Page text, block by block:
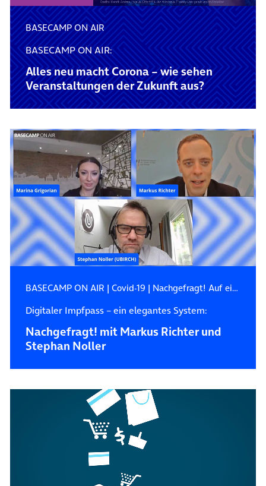
BASECAMP ON AIR
BASECAMP ON AIR:
Alles neu macht Corona – wie sehen
Veranstaltungen der Zukunft aus?
BASECAMP ON AIR | Covid-19 | Nachgefragt! Auf ein Wort mit…
Digitaler Impfpass – ein elegantes System:
Nachgefragt! mit Markus Richter und
Stephan Noller